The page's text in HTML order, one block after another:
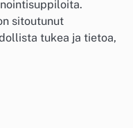
sitoutunut
tukea ja tietoa,